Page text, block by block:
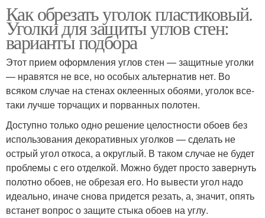
Как обрезать уголок пластиковый.
Уголки для защиты углов стен:
варианты подбора
Этот прием оформления углов стен — защитные уголки
— нравятся не все, но особых альтернатив нет. Во
всяком случае на стенах оклеенных обоями, уголок все-
таки лучше торчащих и порванных полотен.
Доступно только одно решение целостности обоев без
использования декоративных уголков — сделать не
острый угол откоса, а округлый. В таком случае не будет
проблемы с его отделкой. Можно будет просто завернуть
полотно обоев, не обрезая его. Но вывести угол надо
идеально, иначе снова придется резать, а, значит, опять
встанет вопрос о защите стыка обоев на углу.